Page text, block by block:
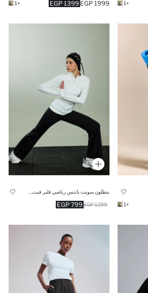
+1
1399 EGP 1999 EGP
+1
+1
بنطلون سويت بانتس رياضي فلير فيت قماش سكوبا برجل واسع
799 EGP 1299 EGP